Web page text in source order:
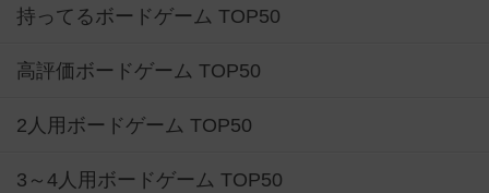
持ってるボードゲーム TOP50
高評価ボードゲーム TOP50
2人用ボードゲーム TOP50
3～4人用ボードゲーム TOP50